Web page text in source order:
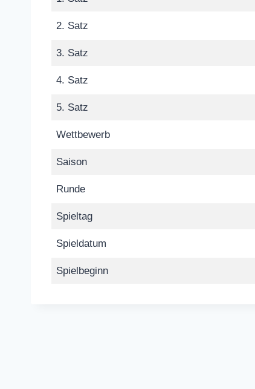
2. Satz
3. Satz
4. Satz
5. Satz
Wettbewerb
Saison
Runde
Spieltag
Spieldatum
Spielbeginn